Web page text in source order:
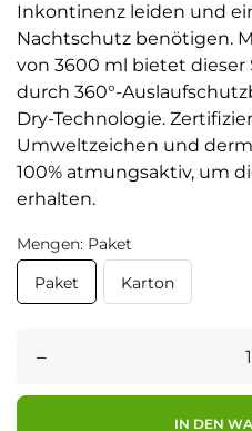
Inkontinenz leiden und
Nachtschutz benötigen.
von 3600 ml bietet
durch 360°-
Dry-Technologie.
Umweltzeichen und
100% atmungsaktiv, um
erhalten.
Mengen: Paket
Paket
Karton
–
IN DEN